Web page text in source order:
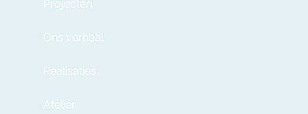
Projecten
Ons verhaal
Realisaties
Atelier